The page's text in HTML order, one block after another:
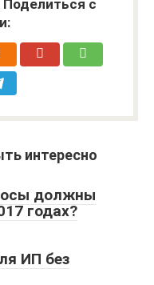
Поделиться с
интересно
должны
годах?
ИП без